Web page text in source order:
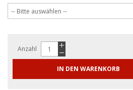
Anzahl
IN DEN WARENKORB